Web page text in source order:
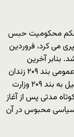
حکم محکومیت حبس
می کرد، فروردین
بنابر آخرین
گزارشات دریافتی وی در حال حاضر در سلول های عمومی بند ۲۰۹ زندان
اوین نگهداری می شود. دلیل انتقال او از زندان اردبیل به بند ۲۰۹ وزارت
مدتی پس از آغاز
سیاسی محبوس در آن